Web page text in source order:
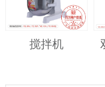
搅拌机